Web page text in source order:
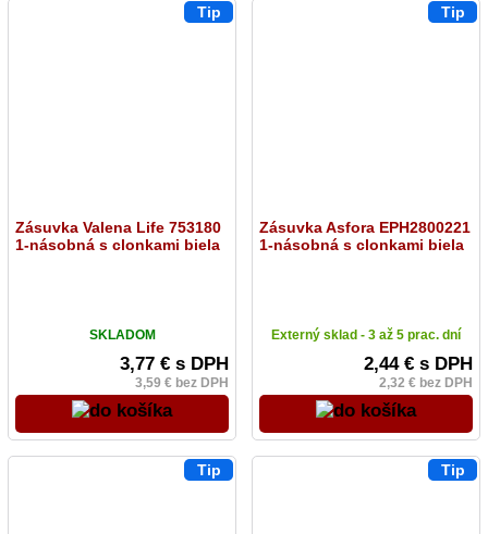
Zásuvka Valena Life 753180
1-násobná s clonkami biela
SKLADOM
3,77 € s DPH
3,59 € bez DPH
Tip
Zásuvka Asfora EPH2800221
1-násobná s clonkami biela
Externý sklad - 3 až 5 prac. dní
2,44 € s DPH
2,32 € bez DPH
Tip
Tip Tip